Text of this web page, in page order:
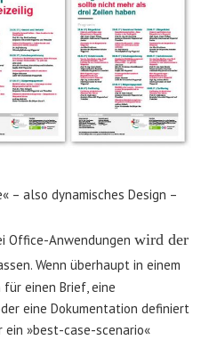
– also dynamisches Design –
Office-Anwendungen wird der
Wenn überhaupt in einem
einen Brief, eine
eine Dokumentation definiert
ein »best-case-scenario«